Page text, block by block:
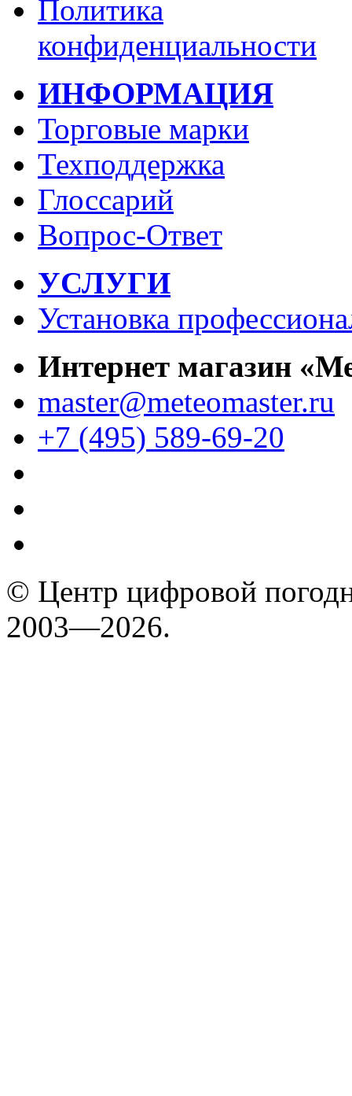
Политика
конфиденциальности
ИНФОРМАЦИЯ
Торговые марки
Техподдержка
Глоссарий
Вопрос-Ответ
УСЛУГИ
Установка
Интернет магазин
master@meteomaster.ru
+7 (495) 589-69-20
© Центр цифровой
2003—2026.